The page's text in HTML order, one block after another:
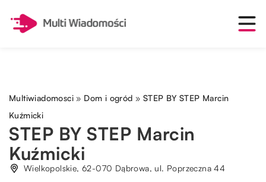
Multiwiadomosci » Dom i ogród » STEP BY STEP Marcin
Kuźmicki
STEP BY STEP Marcin
Kuźmicki
Wielkopolskie, 62-070 Dąbrowa, ul. Poprzeczna 44